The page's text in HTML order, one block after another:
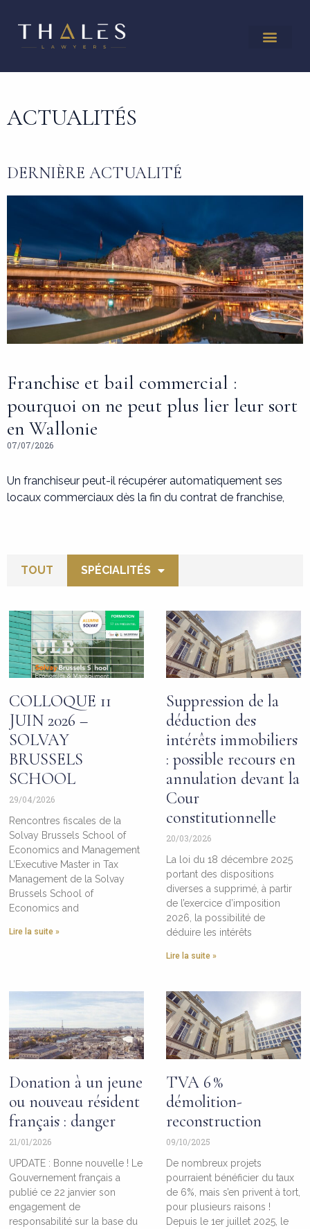
ACTUALITÉS
DERNIÈRE ACTUALITÉ
Franchise et bail commercial :
pourquoi on ne peut plus lier leur sort
en Wallonie
07/07/2026
Un franchiseur peut-il récupérer automatiquement ses
locaux commerciaux dès la fin du contrat de franchise,
TOUT SPÉCIALITÉS
COLLOQUE 11
JUIN 2026 –
SOLVAY
BRUSSELS
SCHOOL
29/04/2026
Rencontres fiscales de la
Solvay Brussels School of
Economics and Management
L’Executive Master in Tax
Management de la Solvay
Brussels School of
Economics and
Lire la suite »
Suppression de la
déduction des
intérêts immobiliers
: possible recours en
annulation devant la
Cour
constitutionnelle
20/03/2026
La loi du 18 décembre 2025
portant des dispositions
diverses a supprimé, à partir
de l’exercice d’imposition
2026, la possibilité de
déduire les intérêts
Lire la suite »
Donation à un jeune
ou nouveau résident
français : danger
21/01/2026
UPDATE : Bonne nouvelle ! Le
Gouvernement français a
publié ce 22 janvier son
engagement de
responsabilité sur la base du
TVA 6 %
démolition-
reconstruction
09/10/2025
De nombreux projets
pourraient bénéficier du taux
de 6%, mais s’en privent à tort,
pour plusieurs raisons !
Depuis le 1er juillet 2025, le